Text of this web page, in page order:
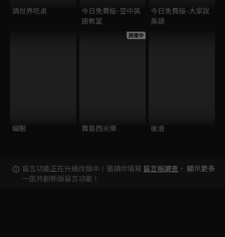
請世界吃桌
今日免費版-空中英
語教室
今日免費版-大家說
英語
耀眼
跟播中
寶島西米樂 後浪
留言功能正在升級改版中！邀請你填寫 留言板調查 ，
一起共創新版留言功能！
顯示更多